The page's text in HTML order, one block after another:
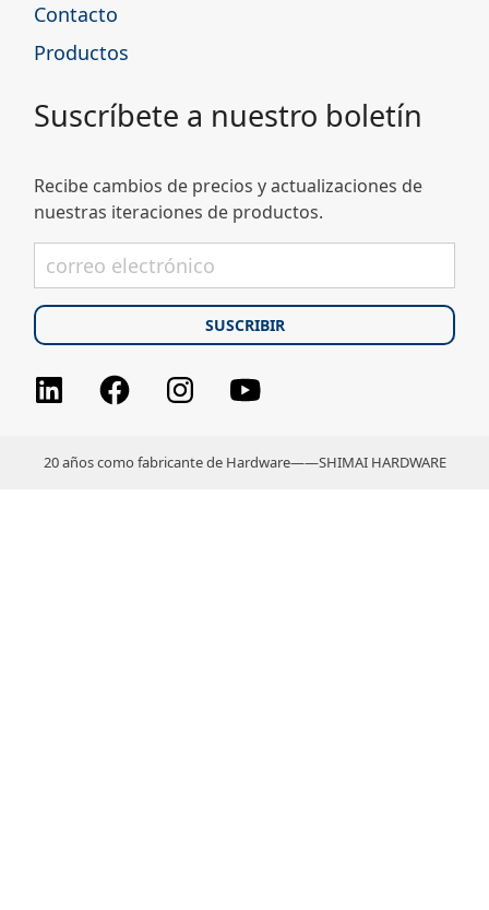
Contacto
Productos
Suscríbete a nuestro boletín
Recibe cambios de precios y actualizaciones de
nuestras iteraciones de productos.
Facebook Instagram
20 años como fabricante de Hardware——SHIMAI HARDWARE